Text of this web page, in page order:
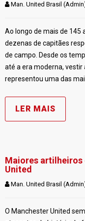
Man. United Brasil
Ao longo de mais de 145
dezenas de capitães
de campo. Desde os
até a era moderna, vestir
representou uma das
LER MAIS
Maiores
United
Man. United Brasil
O Manchester United